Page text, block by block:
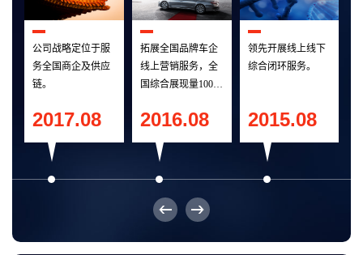
公司战略定位于服
务全国商企及供应
链。
2017.08
拓展全国品牌车企
线上营销服务，全
国综合展现量100万
2016.08
领先开展线上线下
综合闭环服务。
2015.08